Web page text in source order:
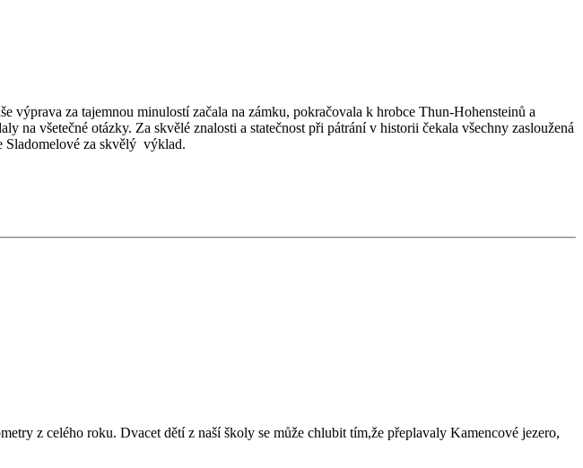
za tajemnou minulostí začala na zámku, pokračovala k hrobce Thun-Hohensteinů a
na všetečné otázky. Za skvělé znalosti a statečnost při pátrání v historii čekala všechny zasloužená
Sladomelové za skvělý výklad.
z celého roku. Dvacet dětí z naší školy se může chlubit tím,že přeplavaly Kamencové jezero,